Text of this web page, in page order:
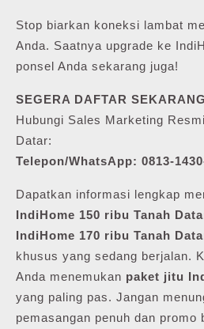
Stop biarkan koneksi lambat
Anda. Saatnya upgrade ke
ponsel Anda sekarang juga!
SEGERA DAFTAR
Hubungi Sales Marketing
Datar:
Telepon/WhatsApp: 0813-
Dapatkan informasi lengkap
IndiHome 150 ribu Tanah
IndiHome 170 ribu Tanah
khusus yang sedang berjalan.
Anda menemukan paket jitu
yang paling pas. Jangan
pemasangan penuh dan promo